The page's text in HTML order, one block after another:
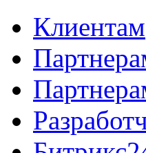
Клиентам